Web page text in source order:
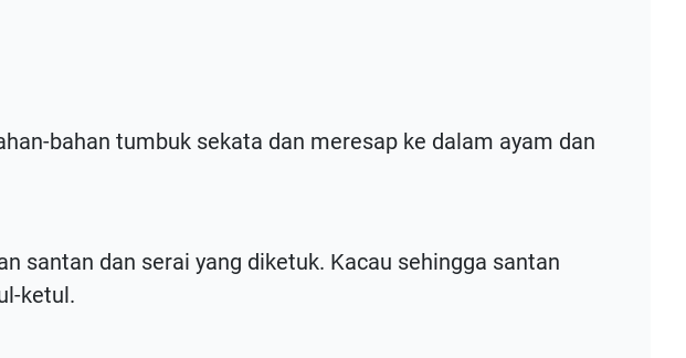
bahan tumbuk sekata dan meresap ke dalam ayam dan
santan dan serai yang diketuk. Kacau sehingga santan
ketul.